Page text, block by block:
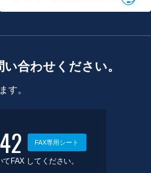
合わせください。
す。
FAX専用シート
FAX してください。